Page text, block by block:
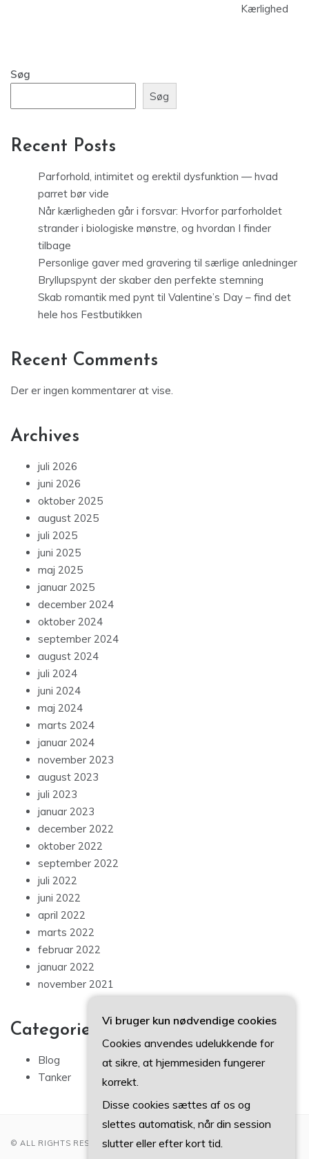
Kærlighed
Søg
Søg
Recent Posts
Parforhold, intimitet og erektil dysfunktion — hvad
parret bør vide
Når kærligheden går i forsvar: Hvorfor parforholdet
strander i biologiske mønstre, og hvordan I finder
tilbage
Personlige gaver med gravering til særlige anledninger
Bryllupspynt der skaber den perfekte stemning
Skab romantik med pynt til Valentine’s Day – find det
hele hos Festbutikken
Recent Comments
Der er ingen kommentarer at vise.
Archives
juli 2026
juni 2026
oktober 2025
august 2025
juli 2025
juni 2025
maj 2025
januar 2025
december 2024
oktober 2024
september 2024
august 2024
juli 2024
juni 2024
maj 2024
marts 2024
januar 2024
november 2023
august 2023
juli 2023
januar 2023
december 2022
oktober 2022
september 2022
juli 2022
juni 2022
april 2022
marts 2022
februar 2022
januar 2022
november 2021
Categories
Blog
Tanker
© ALL RIGHTS RESERVED 2022
Vi bruger kun nødvendige cookies
Cookies anvendes udelukkende for
at sikre, at hjemmesiden fungerer
korrekt.
Disse cookies sættes af os og
slettes automatisk, når din session
slutter eller efter kort tid.